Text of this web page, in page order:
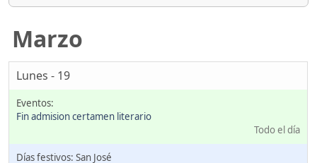
Marzo
Lunes - 19
Fin admision certamen literario
Todo el día
San José